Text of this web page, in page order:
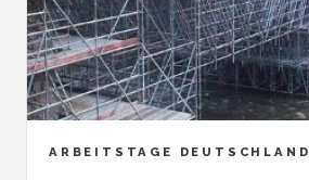
ARBEITSTAGE DEUTSCHLAND